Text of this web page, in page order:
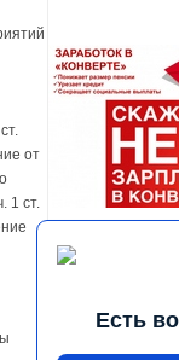
от
1 ст.
Есть